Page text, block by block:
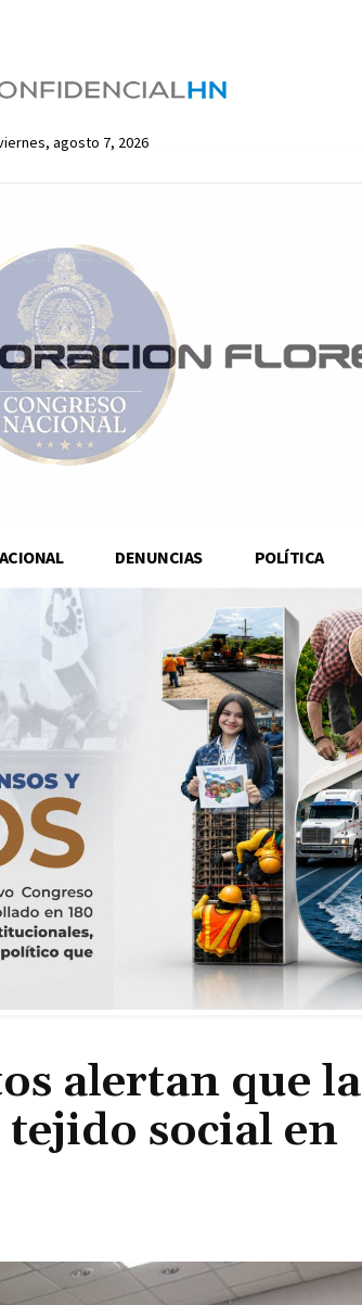
agosto 7, 2026
DENUNCIAS POLÍTICA
alertan que la
social en